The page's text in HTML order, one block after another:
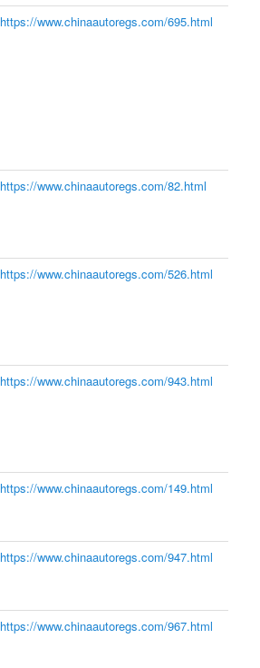
https://www.chinaautoregs.com/695.html
https://www.chinaautoregs.com/82.html
https://www.chinaautoregs.com/526.html
https://www.chinaautoregs.com/943.html
https://www.chinaautoregs.com/149.html
https://www.chinaautoregs.com/947.html
https://www.chinaautoregs.com/967.html